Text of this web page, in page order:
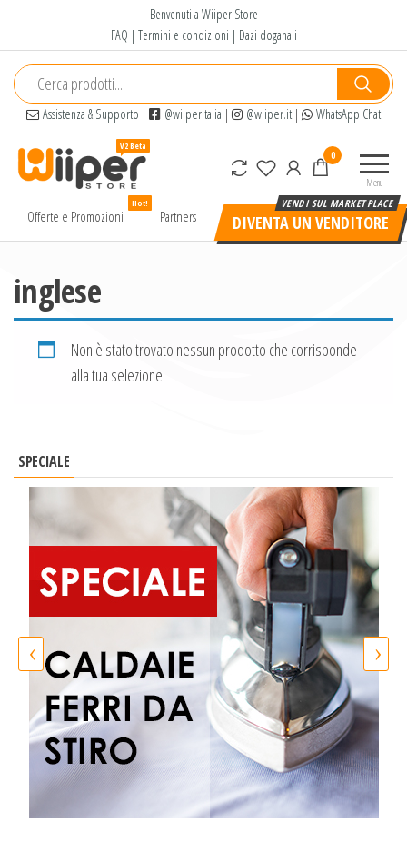
contenuto
Benvenuti a Wiiper Store
FAQ | Termini e condizioni | Dazi doganali
Assistenza & Supporto | @wiiperitalia | @wiiper.it| WhatsApp Chat
alta
Menu
0
Offerte e Promozioni
Hot!
Partners DIVENTA UN VENDITORE
inglese
Non è stato trovato nessun prodotto che corrisponde
alla tua selezione.
SPECIALE
‹ ›